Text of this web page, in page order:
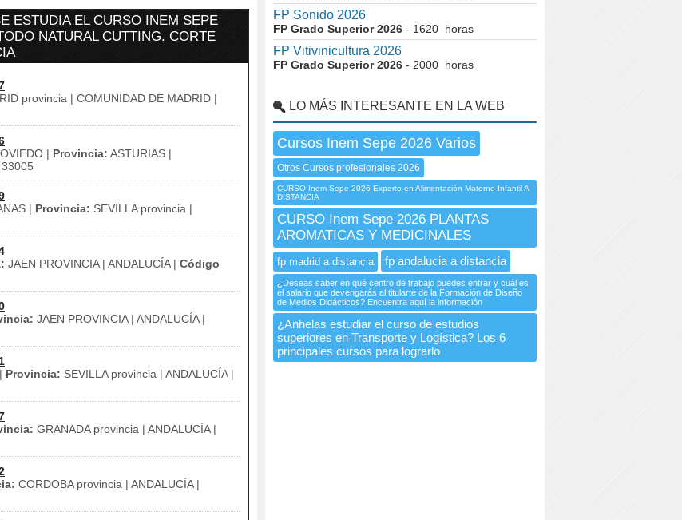
ESTUDIA EL CURSO INEM SEPE
NATURAL CUTTING. CORTE
provincia | COMUNIDAD DE MADRID |
OVIEDO | Provincia: ASTURIAS |
33005
| Provincia: SEVILLA provincia |
JAEN PROVINCIA | ANDALUCÍA | Código
JAEN PROVINCIA | ANDALUCÍA |
Provincia: SEVILLA provincia | ANDALUCÍA |
GRANADA provincia | ANDALUCÍA |
CORDOBA provincia | ANDALUCÍA |
FP Sonido 2026
FP Grado Superior 2026 - 1620 horas
FP Vitivinicultura 2026
FP Grado Superior 2026 - 2000 horas
LO MÁS INTERESANTE EN LA WEB
Cursos Inem Sepe 2026 Varios
Otros Cursos profesionales 2026
CURSO Inem Sepe 2026 Experto en Alimentación Materno-Infantil A
DISTANCIA
CURSO Inem Sepe 2026 PLANTAS
AROMATICAS Y MEDICINALES
fp madrid a distancia fp andalucia a distancia
¿Deseas saber en qué centro de trabajo puedes entrar y cuál es
el salario que devengarás al titularte de la Formación de Diseño
de Medios Didácticos? Encuentra aquí la información
¿Anhelas estudiar el curso de estudios
superiores en Transporte y Logística? Los 6
principales cursos para lograrlo